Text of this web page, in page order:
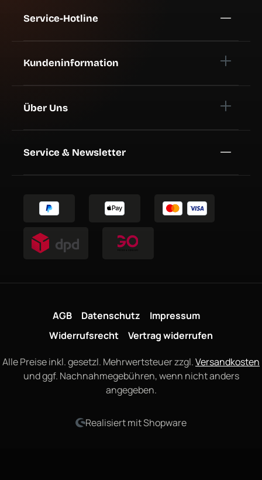
Service-Hotline
Kundeninformation
Über Uns
Service & Newsletter
AGB Datenschutz
Impressum
Widerrufsrecht
Vertrag widerrufen
Alle Preise inkl. gesetzl. Mehrwertsteuer zzgl.Versandkosten
und ggf. Nachnahmegebühren, wenn nicht anders
angegeben.
Realisiert mit Shopware